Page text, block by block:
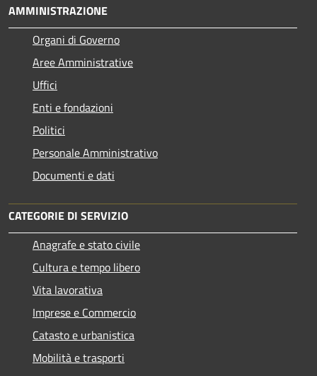
AMMINISTRAZIONE
Organi di Governo
Aree Amministrative
Uffici
Enti e fondazioni
Politici
Personale Amministrativo
Documenti e dati
CATEGORIE DI SERVIZIO
Anagrafe e stato civile
Cultura e tempo libero
Vita lavorativa
Imprese e Commercio
Catasto e urbanistica
Mobilità e trasporti